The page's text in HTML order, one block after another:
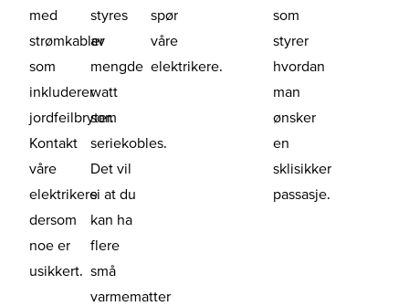
med
strømkabler
som
inkluderer
jordfeilbryter.
Kontakt
våre
elektrikere
dersom
noe er
usikkert.
styres
av
mengde
watt
som
seriekobles.
Det vil
si at du
kan ha
flere
små
varmematter
spør
våre
elektrikere.
som
styrer
hvordan
man
ønsker
en
sklisikker
passasje.